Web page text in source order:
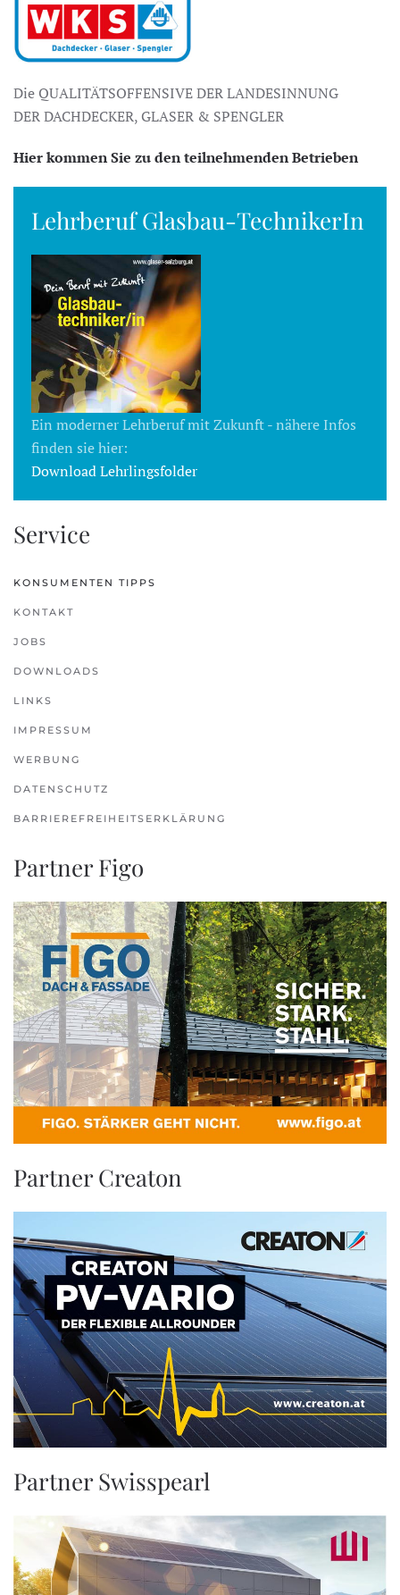
Die QUALITÄTSOFFENSIVE DER LANDESINNUNG
DER DACHDECKER, GLASER & SPENGLER
Hier kommen Sie zu den teilnehmenden Betrieben
Lehrberuf Glasbau-TechnikerIn
Ein moderner Lehrberuf mit Zukunft - nähere Infos
finden sie hier:
Download Lehrlingsfolder
Service
KONSUMENTEN TIPPS
KONTAKT
JOBS
DOWNLOADS
LINKS
IMPRESSUM
WERBUNG
DATENSCHUTZ
BARRIEREFREIHEITSERKLÄRUNG
Partner Figo
Partner Creaton
Partner Swisspearl